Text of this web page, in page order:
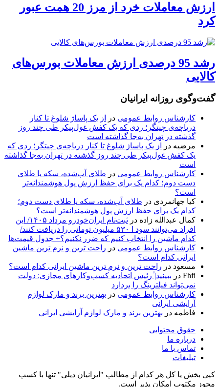
ارزش معاملات خرد از مرز 20 همت عبور
کرد
رشد 95 درصدی ارزش معاملات بورس‌های
کالایی
گفت‌وگوی روزانه ایرانیان
کارشناس روابط عمومی در
از یک پاساژ شلوغ تا کنار
دریاچه‌ی چیتگر؛ ردی که یک کفش غول‌پیکر طی چند روز
گذشته در تهران به‌جا گذاشته است
مرضیه در
از یک پاساژ شلوغ تا کنار دریاچه‌ی چیتگر؛ ردی که
یک کفش غول‌پیکر طی چند روز گذشته در تهران به‌جا گذاشته
است
کارشناس روابط عمومی در طلای آب‌شده، سکه یا طلای
دست دوم؛ کدام یک برای حفظ ارزش پول هوشمندانه‌تر
است؟
کیا جهانمردی در طلای آب‌شده، سکه یا طلای دست دوم؛
کدام یک برای حفظ ارزش پول هوشمندانه‌تر است؟
کمال عبدالله زاده در
ثبت‌نام ایران‌خودرو مرداد ۱۴۰۵/ این
افراد می‌توانند سود ا ۵۳۰ میلیون تومانی را دریافت کنند/
کدام ماشین را انتخاب کنیم که ضرر نکنیم؟+ جدول قیمت‌ها
کارشناس روابط عمومی در راحت ترین و نرم ترین ماشین
ایرانی کدام است؟
مسعود در راحت ترین و نرم ترین ماشین ایرانی کدام است؟
Fhfi در ببینید| ٰرئیس اتحادیه کسب‌وکارهای مجازی: دولت
نمی‌تواند فیلترینگ را بردارد
کارشناس روابط عمومی در بهترین برند و مارک لوازم
آرایشی ایرانی
فاطمه در بهترین برند و مارک لوازم آرایشی ایرانی
حقوق محتوایی
درباره ما
تماس با ما
تبلیغات
کپی بخش یا کل هر کدام از مطالب "ایرانیان دیلی" تنها با کسب
مجوز مکتوب امکان پذیر است.